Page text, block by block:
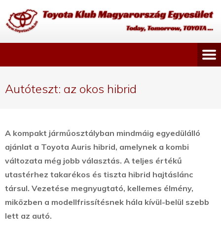
Autóteszt: az okos hibrid
A kompakt járműosztályban mindmáig egyedülálló
ajánlat a Toyota Auris hibrid, amelynek a kombi
változata még jobb választás. A teljes értékű
utastérhez takarékos és tiszta hibrid hajtáslánc
társul. Vezetése megnyugtató, kellemes élmény,
miközben a modellfrissítésnek hála kívül-belül szebb
lett az autó.